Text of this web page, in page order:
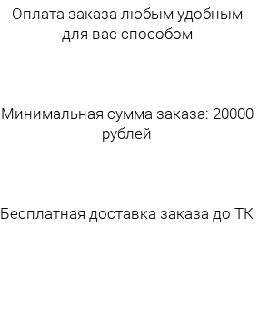
Оплата заказа любым удобным
для вас способом
Минимальная сумма заказа: 20000
рублей
Бесплатная доставка заказа до ТК